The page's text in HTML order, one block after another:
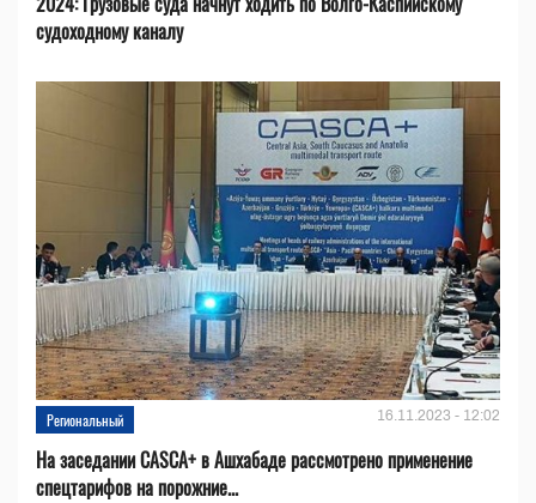
судоходному каналу
Региональный 16.11.2023 - 12:02
На заседании CASCA+ в Ашхабаде рассмотрено применение
спецтарифов на порожние...